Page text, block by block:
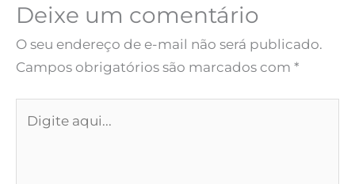
Deixe um comentário
O seu endereço de e-mail não será publicado.
Campos obrigatórios são marcados com *
aqui...